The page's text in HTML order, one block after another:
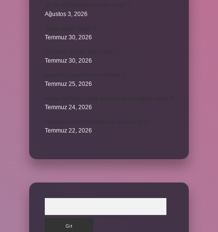
Ağustos 3, 2026
Temmuz 30, 2026
Temmuz 30, 2026
Temmuz 25, 2026
Temmuz 24, 2026
Temmuz 22, 2026